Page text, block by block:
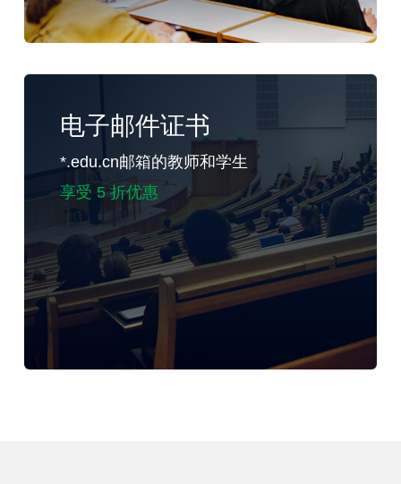
电子邮件证书
*.edu.cn邮箱的教师和学生
享受 5 折优惠